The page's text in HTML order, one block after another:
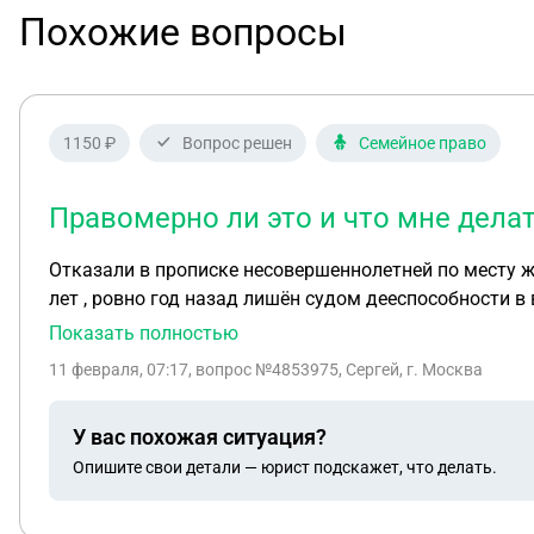
Похожие вопросы
1150 ₽ Вопрос решен Семейное право
Правомерно ли это и что мне
Отказали в прописке несовершеннолетней по месту жительства отца. Подали документы в мфц по месту жительства отца
лет , ровно год назад лишён судом дееспособности
опекуна. Мне органами опеки было разъяснено , что до
что мне делать в
Показать полностью
11 февраля, 07:17, вопрос №4853975, Сергей, г. Москва
У вас похожая ситуация?
Опишите свои детали — юрист подскажет, что делать.